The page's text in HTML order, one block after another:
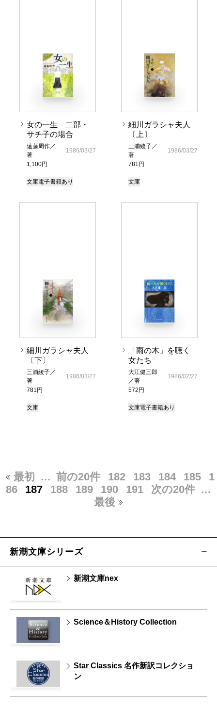
女の一生 二部・
サチ子の場合
遠藤周作／
著
1,100円
1986/03/27
文庫電子書籍あり
細川ガラシャ夫人
〔上〕
三浦綾子／
著
781円
1986/03/27
文庫
細川ガラシャ夫人
〔下〕
三浦綾子／
著
781円
1986/03/27
文庫
「雨の木」を聴く
女たち
大江健三郎
／著
572円
1986/02/27
文庫電子書籍あり
最初 … 前の20件 182 183 184 185
1
86
187 188 189 190 191 次の20件 …
最後
新潮文庫シリーズ
新潮文庫nex
Science＆History Collection
Star Classics 名作新訳コレクショ
ン